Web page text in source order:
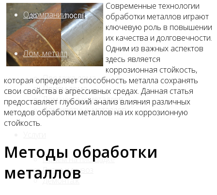
О компании
Лом, металл
Продажа лома
Прием лома
Лом чёрных металлов
Лом цветных металлов
Приём на площадке
Резка и вывоз
Демонтаж
Современные технологии
обработки металлов играют
ключевую роль в повышении
их качества и долговечности.
Одним из важных аспектов
здесь является
коррозионная стойкость,
которая определяет способность металла сохранять
свои свойства в агрессивных средах. Данная статья
предоставляет глубокий анализ влияния различных
методов обработки металлов на их коррозионную
стойкость.
Методы обработки
металлов